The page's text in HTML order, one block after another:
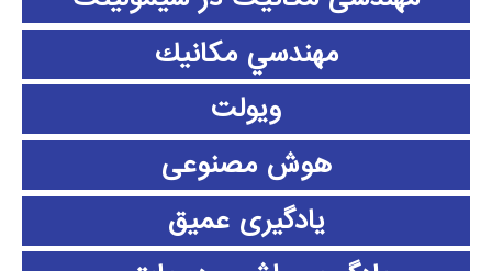
مهندسي مكانيك
ویولت
هوش مصنوعی
یادگیری عمیق